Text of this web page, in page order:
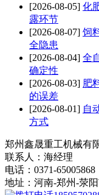
[2026-08-05] 化
露环节
[2026-08-07] 饲
全隐患
[2026-08-04] 全
确定性
[2026-08-03] 肥
的误差
[2026-08-01] 自
方式
郑州鑫晟重工机械有
联系人：海经理
电话：0371-65005868
地址：河南-郑州-荥